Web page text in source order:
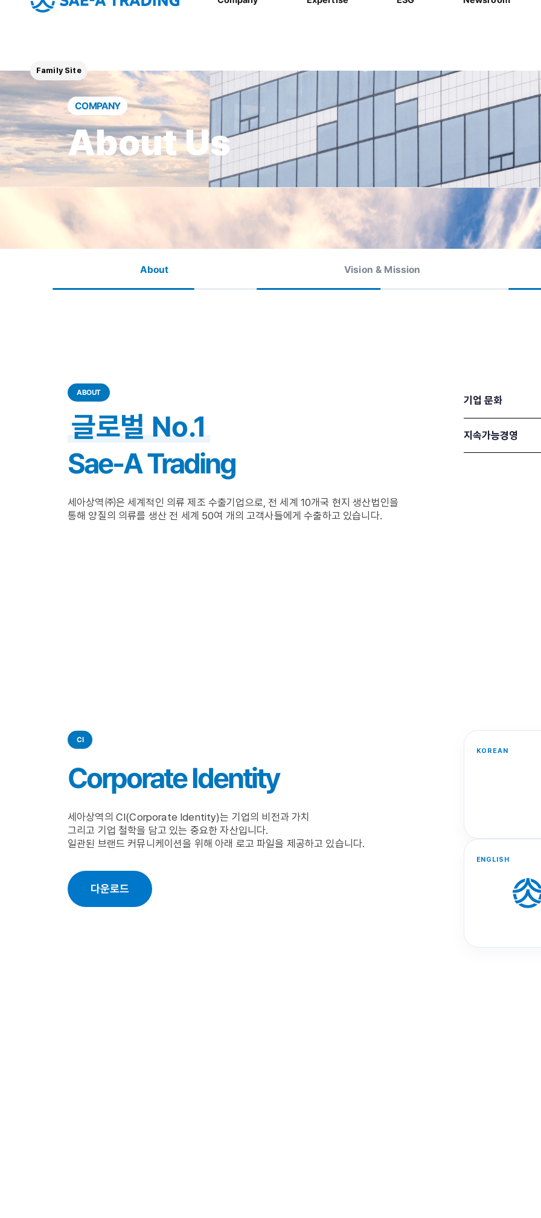
Family Site
COMPANY
About Us
About Vision & Mission
ABOUT
글로벌 No.1
Sae-A Trading
세아상역㈜은 세계적인 의류 제조 수출기업으로, 전 세계 10개국 현지 생산법인을
통해 양질의 의류를 생산 전 세계 50여 개의 고객사들에게 수출하고 있습니다.
기업 문화
지속가능경영
CI
Corporate Identity
세아상역의 CI(Corporate Identity)는 기업의 비전과 가치
그리고 기업 철학을 담고 있는 중요한 자산입니다.
일관된 브랜드 커뮤니케이션을 위해 아래 로고 파일을 제공하고 있습니다.
다운로드
KOREAN
ENGLISH